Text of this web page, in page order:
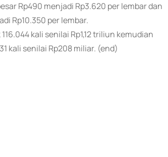
Rp490 menjadi Rp3.620 per lembar dan
Rp10.350 per lembar.
kali senilai Rp1,12 triliun kemudian
kali senilai Rp208 miliar. (end)